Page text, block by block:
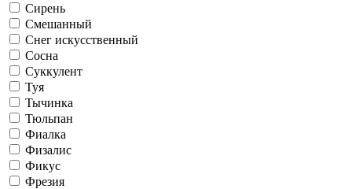
Сирень
Смешанный
Снег искусственный
Сосна
Суккулент
Туя
Тычинка
Тюльпан
Фиалка
Физалис
Фикус
Фрезия